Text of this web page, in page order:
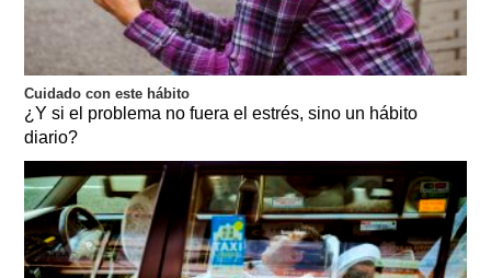
Cuidado con este hábito
¿Y si el problema no fuera el estrés, sino un hábito
diario?